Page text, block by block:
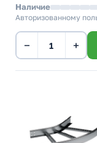
Наличие
Авторизованному
− +